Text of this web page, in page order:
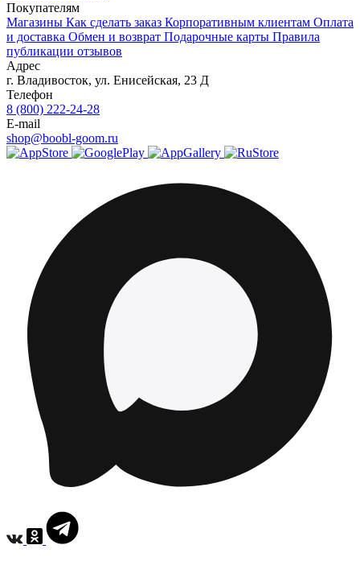
Покупателям
Магазины Как сделать заказ Корпоративным клиентам Оплата
и доставка Обмен и возврат Подарочные карты Правила
публикации отзывов
Адрес
г. Владивосток, ул. Енисейская, 23 Д
Телефон
8 (800) 222-24-28
E-mail
shop@boobl-goom.ru